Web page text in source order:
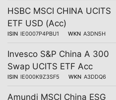
HSBC MSCI CHINA UCITS
ETF USD (Acc)
ISIN IE0007P4PBU1 WKN A3DN5H
Invesco S&P China A 300
Swap UCITS ETF Acc
ISIN IE000K9Z3SF5 WKN A3DDQ6
Amundi MSCI China ESG